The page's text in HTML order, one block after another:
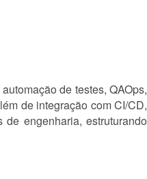
de testes, QAOps,
de integração com CI/CD,
engenharia, estruturando